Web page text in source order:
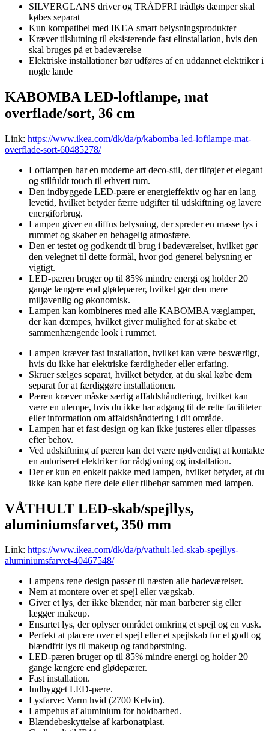
SILVERGLANS driver og TRÅDFRI trådløs dæmper skal
købes separat
Kun kompatibel med IKEA smart belysningsprodukter
Kræver tilslutning til eksisterende fast elinstallation, hvis den
skal bruges på et badeværelse
Elektriske installationer bør udføres af en uddannet elektriker i
nogle lande
KABOMBA LED-loftlampe, mat
overflade/sort, 36 cm
Link: https://www.ikea.com/dk/da/p/kabomba-led-loftlampe-mat-
overflade-sort-60485278/
Loftlampen har en moderne art deco-stil, der tilføjer et elegant
og stilfuldt touch til ethvert rum.
Den indbyggede LED-pære er energieffektiv og har en lang
levetid, hvilket betyder færre udgifter til udskiftning og lavere
energiforbrug.
Lampen giver en diffus belysning, der spreder en masse lys i
rummet og skaber en behagelig atmosfære.
Den er testet og godkendt til brug i badeværelset, hvilket gør
den velegnet til dette formål, hvor god generel belysning er
vigtigt.
LED-pæren bruger op til 85% mindre energi og holder 20
gange længere end glødepærer, hvilket gør den mere
miljøvenlig og økonomisk.
Lampen kan kombineres med alle KABOMBA væglamper,
der kan dæmpes, hvilket giver mulighed for at skabe et
sammenhængende look i rummet.
Lampen kræver fast installation, hvilket kan være besværligt,
hvis du ikke har elektriske færdigheder eller erfaring.
Skruer sælges separat, hvilket betyder, at du skal købe dem
separat for at færdiggøre installationen.
Pæren kræver måske særlig affaldshåndtering, hvilket kan
være en ulempe, hvis du ikke har adgang til de rette faciliteter
eller information om affaldshåndtering i dit område.
Lampen har et fast design og kan ikke justeres eller tilpasses
efter behov.
Ved udskiftning af pæren kan det være nødvendigt at kontakte
en autoriseret elektriker for rådgivning og installation.
Der er kun en enkelt pakke med lampen, hvilket betyder, at du
ikke kan købe flere dele eller tilbehør sammen med lampen.
VÅTHULT LED-skab/spejllys,
aluminiumsfarvet, 350 mm
Link: https://www.ikea.com/dk/da/p/vathult-led-skab-spejllys-
aluminiumsfarvet-40467548/
Lampens rene design passer til næsten alle badeværelser.
Nem at montere over et spejl eller vægskab.
Giver et lys, der ikke blænder, når man barberer sig eller
lægger makeup.
Ensartet lys, der oplyser området omkring et spejl og en vask.
Perfekt at placere over et spejl eller et spejlskab for et godt og
blændfrit lys til makeup og tandbørstning.
LED-pæren bruger op til 85% mindre energi og holder 20
gange længere end glødepærer.
Fast installation.
Indbygget LED-pære.
Lysfarve: Varm hvid (2700 Kelvin).
Lampehus af aluminium for holdbarhed.
Blændebeskyttelse af karbonatplast.